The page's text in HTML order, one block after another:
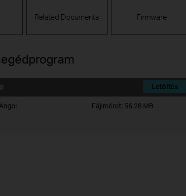
Related Documents Firmware
Letöltés
Angol Fájlméret: 56.28 MB